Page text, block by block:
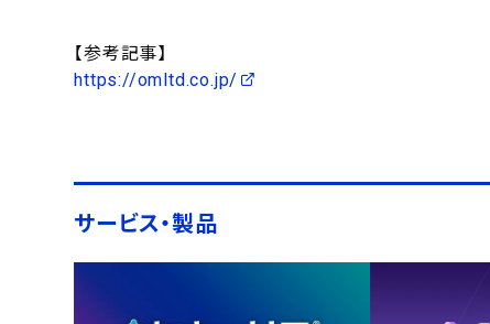
【参考記事】
https://omltd.co.jp/
サービス・製品